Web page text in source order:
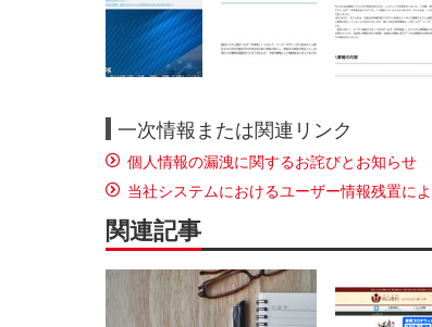
一次情報または関連リンク
個人情報の漏洩に関するお詫びとお知らせ
当社システムにおけるユーザー情報残置に
関連記事